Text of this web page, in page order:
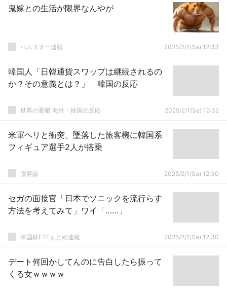
鬼嫁との生活が限界なんやが
ハムスター速報 2025/2/1(Sa) 12:33
韓国人「日韓通貨スワップは継続されるの
か？その意義とは？」 韓国の反応
世界の憂鬱 海外・韓国の反応 2025/2/1(Sa) 12:32
米軍ヘリと衝突、墜落した旅客機に韓国系
フィギュア選手2人が搭乗
脱亜論 2025/2/1(Sa) 12:30
セガの面接官「日本でソニックを流行らす
方法を考えてみて」ワイ「……」
米国株ETFまとめ速報 2025/2/1(Sa) 12:30
デート何回かしてんのに告白したら振って
くる女ｗｗｗｗ